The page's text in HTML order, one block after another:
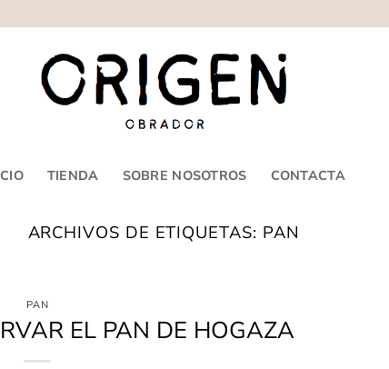
TIENDA SOBRE NOSOTROS CONTACTA
ARCHIVOS DE ETIQUETAS: PAN
PAN
EL PAN DE HOGAZA